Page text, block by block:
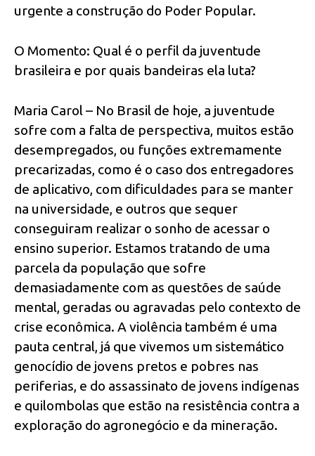
urgente a construção do Poder Popular.
O Momento: Qual é o perfil da juventude
brasileira e por quais bandeiras ela luta?
Maria Carol – No Brasil de hoje, a juventude
sofre com a falta de perspectiva, muitos estão
desempregados, ou funções extremamente
precarizadas, como é o caso dos entregadores
de aplicativo, com dificuldades para se manter
na universidade, e outros que sequer
conseguiram realizar o sonho de acessar o
ensino superior. Estamos tratando de uma
parcela da população que sofre
demasiadamente com as questões de saúde
mental, geradas ou agravadas pelo contexto de
crise econômica. A violência também é uma
pauta central, já que vivemos um sistemático
genocídio de jovens pretos e pobres nas
periferias, e do assassinato de jovens indígenas
e quilombolas que estão na resistência contra a
exploração do agronegócio e da mineração.